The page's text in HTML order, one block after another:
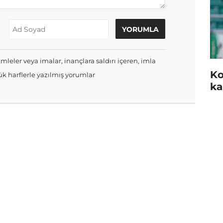
veya imalar, inançlara saldırı içeren, imla
harflerle yazılmış yorumlar